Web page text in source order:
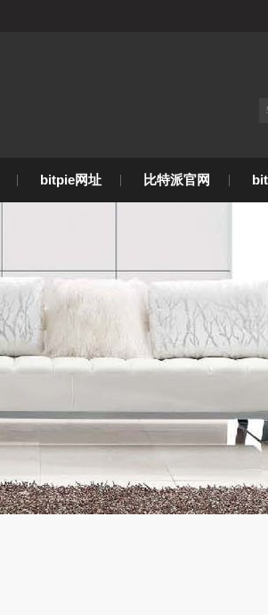
bitpie网址 比特派官网